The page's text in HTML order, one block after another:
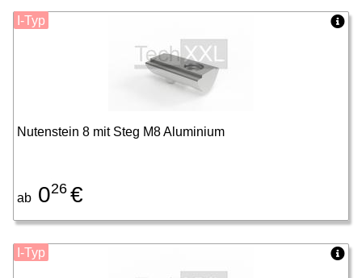
Nutenstein 8 mit Steg M8 Aluminium
ab 026 €
I-Typ
I-Typ